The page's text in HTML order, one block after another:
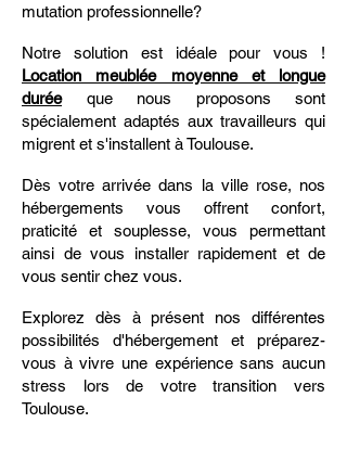
mutation professionnelle?
Notre solution est idéale pour vous !
Location meublée moyenne et longue
duréeque nous proposons sont
spécialement adaptés aux travailleurs qui
migrent et s'installent à Toulouse.
Dès votre arrivée dans la ville rose, nos
hébergements vous offrent confort,
praticité et souplesse, vous permettant
ainsi de vous installer rapidement et de
vous sentir chez vous.
Explorez dès à présent nos différentes
possibilités d'hébergement et préparez-
vous à vivre une expérience sans aucun
stress lors de votre transition vers
Toulouse.